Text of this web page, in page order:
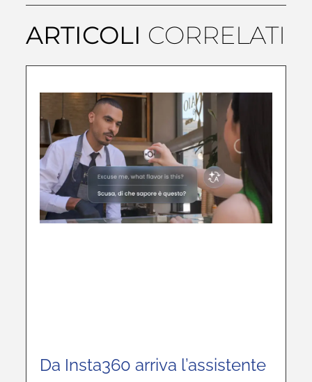
ARTICOLI CORRELATI
Da Insta360 arriva l’assistente